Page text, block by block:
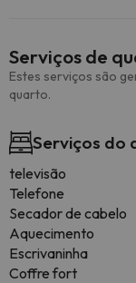
Serviços de
Estes serviços são
quarto.
Serviços do
televisão
Telefone
Secador de cabelo
Aquecimento
Escrivaninha
Coffre fort